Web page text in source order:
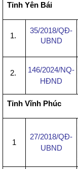
Tỉnh Yên Bái
1.
35/2018/QĐ-
UBND
2.
146/2024/NQ-
HĐND
Tỉnh Vĩnh Phúc
1
27/2018/QĐ-
UBND